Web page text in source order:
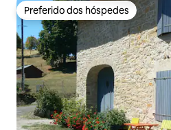
Preferido dos hóspedes
Preferido dos hóspedes